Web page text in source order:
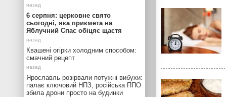
6 серпня: церковне свято
сьогодні, яка прикмета на
Яблучний Спас обіцяє щастя
Квашені огірки холодним способом:
смачний рецепт
Ярославль розірвали потужні вибухи:
палає ключовий НПЗ, російська ППО
збила дрони просто на будинки